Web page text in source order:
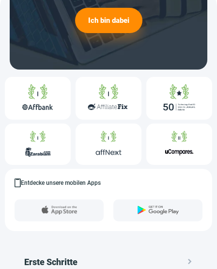
Ich bin dabei
Entdecke unsere mobilen Apps
Erste Schritte